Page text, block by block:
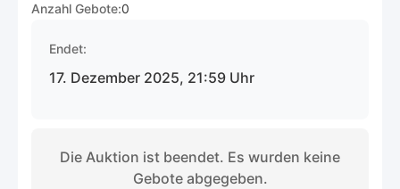
Anzahl Gebote:0
Endet:
17. Dezember 2025, 21:59 Uhr
Die Auktion ist beendet. Es wurden keine
Gebote abgegeben.